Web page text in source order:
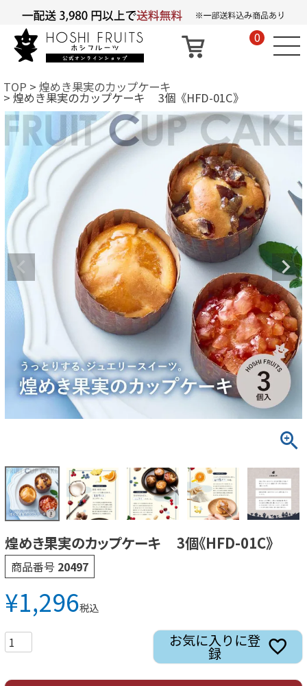
0
TOP 煌めき果実のカップケーキ
煌めき果実のカップケーキ 3個《HFD-01C》
煌めき果実のカップケーキ 3個《HFD-01C》
商品番号 20497
¥1,296税込
お気に入りに登
録